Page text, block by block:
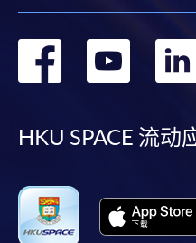
转 转
HKU SPACE 流动